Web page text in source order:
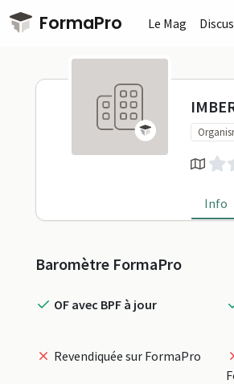
Passer au contenu principal
FormaPro Le Mag
Info
Profil
Baromètre FormaPro
OF avec BPF à jour
Revendiquée sur FormaPro